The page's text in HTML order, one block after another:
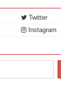
Twitter
Instagram